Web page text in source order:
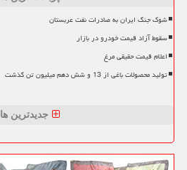
شوک جنگ ایران به صادرات نفت عربستان
سقوط آزاد قیمت خودرو در بازار
اعلام قیمت حقیقی مرغ
تولید محصولات باغی از 13 و شش دهم میلیون تن گذشت
جدیدترین ها